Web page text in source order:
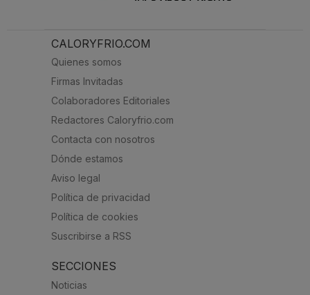
CALORYFRIO.COM
Quienes somos
Firmas Invitadas
Colaboradores Editoriales
Redactores Caloryfrio.com
Contacta con nosotros
Dónde estamos
Aviso legal
Política de privacidad
Política de cookies
Suscribirse a RSS
SECCIONES
Noticias